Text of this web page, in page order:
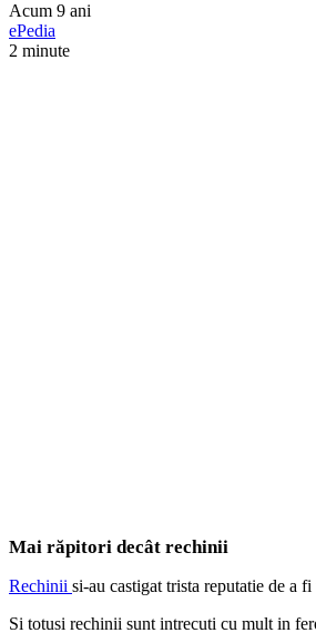
Acum 9 ani
ePedia
2 minute
Mai răpitori decât rechinii
Rechinii si-au castigat trista reputatie de a
Si totusi rechinii sunt intrecuti cu mult in